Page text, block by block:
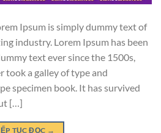
Ipsum is simply dummy text of
industry. Lorem Ipsum has been
text ever since the 1500s,
took a galley of type and
specimen book. It has survived
[…]
TỤC ĐỌC →